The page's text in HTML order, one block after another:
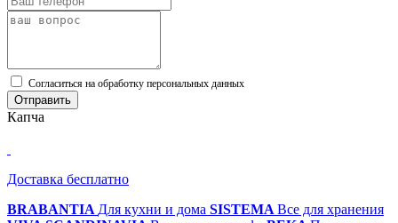
Cогласиться на обработку персональных данных
Отправить
Капча
Доставка бесплатно
BRABANTIA Для кухни и дома SISTEMA Все для хранения